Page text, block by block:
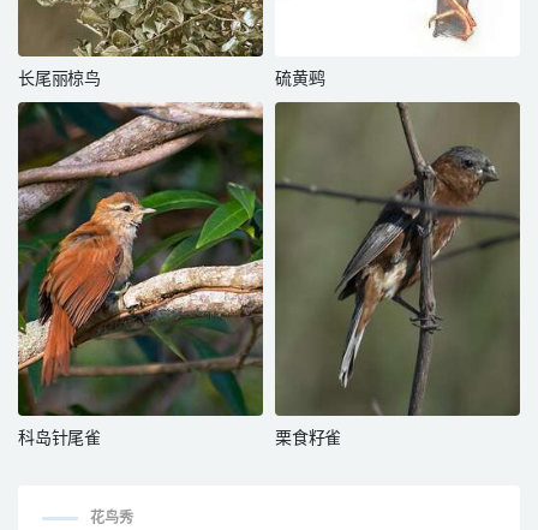
长尾丽椋鸟 硫黄鹀
科岛针尾雀 栗食籽雀
花鸟秀